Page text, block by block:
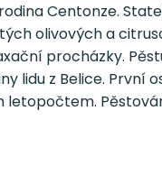
Centonze.
olivových a
procházky.
lidu z Belice. První